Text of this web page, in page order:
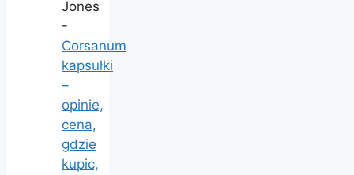
Jones
-
Corsanum
kapsułki
–
opinie,
cena,
gdzie
kupic,